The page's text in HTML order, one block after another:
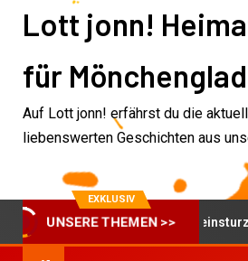
Lott jonn!
für
Auf Lott jonn! erfährst du die
liebenswerten Geschichten aus
EXKLUSIV
UNSERE THEMEN >>
Kino in Giesenkirchen –